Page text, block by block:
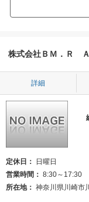
株式会社ＢＭ．Ｒ
詳細
定休日
日曜日
営業時間
8:30～17:30
所在地
神奈川県川崎市